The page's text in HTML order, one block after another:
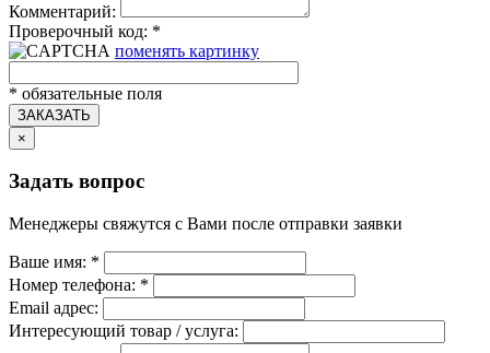
Комментарий:
Проверочный код: *
поменять картинку
* обязательные поля
ЗАКАЗАТЬ
×
Задать вопрос
Менеджеры свяжутся с Вами после отправки заявки
Ваше имя: *
Номер телефона: *
Email адрес:
Интересующий товар / услуга: